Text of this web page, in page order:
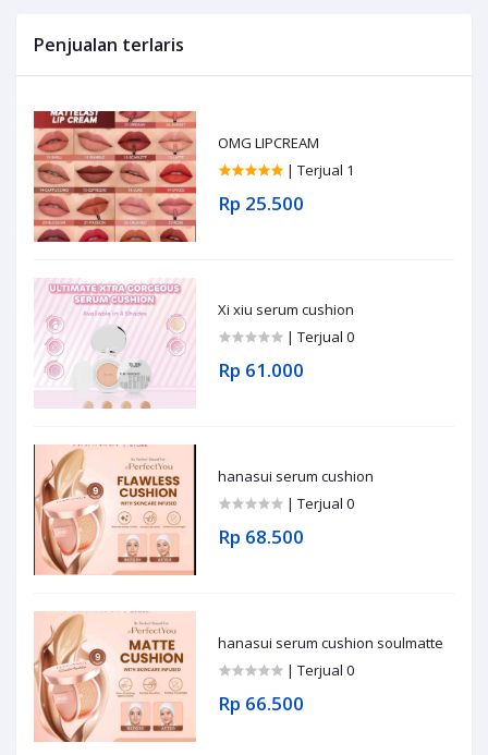
Penjualan terlaris
OMG LIPCREAM
| Terjual 1
Rp 25.500
Xi xiu serum cushion
| Terjual 0
Rp 61.000
hanasui serum cushion
| Terjual 0
Rp 68.500
hanasui serum cushion soulmatte
| Terjual 0
Rp 66.500